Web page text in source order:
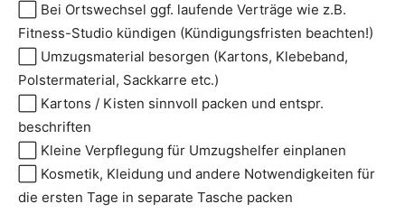
⬜ Bei Ortswechsel ggf. laufende Verträge wie z.B.
Fitness-Studio kündigen (Kündigungsfristen beachten!)
⬜ Umzugsmaterial besorgen (Kartons, Klebeband,
Polstermaterial, Sackkarre etc.)
⬜ Kartons / Kisten sinnvoll packen und entspr.
beschriften
⬜ Kleine Verpflegung für Umzugshelfer einplanen
⬜ Kosmetik, Kleidung und andere Notwendigkeiten für
die ersten Tage in separate Tasche packen